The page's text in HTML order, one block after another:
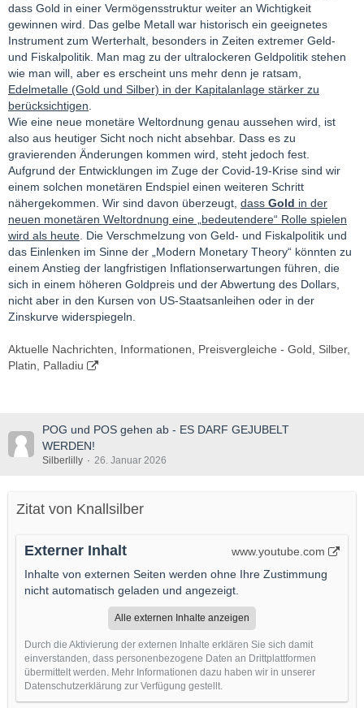
dass Gold in einer Vermögensstruktur weiter an Wichtigkeit
gewinnen wird. Das gelbe Metall war historisch ein geeignetes
Instrument zum Werterhalt, besonders in Zeiten extremer Geld-
und Fiskalpolitik. Man mag zu der ultralockeren Geldpolitik stehen
wie man will, aber es erscheint uns mehr denn je ratsam,
Edelmetalle (Gold und Silber) in der Kapitalanlage stärker zu
berücksichtigen
Wie eine neue monetäre Weltordnung genau aussehen wird, ist
also aus heutiger Sicht noch nicht absehbar. Dass es zu
gravierenden Änderungen kommen wird, steht jedoch fest.
Aufgrund der Entwicklungen im Zuge der Covid-19-Krise sind wir
einem solchen monetären Endspiel einen weiteren Schritt
nähergekommen. Wir sind davon überzeugt, dass Gold in der
neuen monetären Weltordnung eine „bedeutendere“ Rolle spielen
wird als heute . Die Verschmelzung von Geld- und Fiskalpolitik und
das Einlenken im Sinne der „Modern Monetary Theory“ könnten zu
einem Anstieg der langfristigen Inflationserwartungen führen, die
sich in einem höheren Goldpreis und der Abwertung des Dollars,
nicht aber in den Kursen von US-Staatsanleihen oder in der
Zinskurve widerspiegeln.
Aktuelle Nachrichten, Informationen, Preisvergleiche - Gold, Silber,
Platin, Palladiu
POG und POS gehen ab - ES DARF GEJUBELT
WERDEN!
Silberlilly 26. Januar 2026
Zitat von Knallsilber
Externer Inhalt
www.youtube.com
Inhalte von externen Seiten werden ohne Ihre Zustimmung
nicht automatisch geladen und angezeigt.
Alle externen Inhalte anzeigen
Durch die Aktivierung der externen Inhalte erklären Sie sich damit
einverstanden, dass personenbezogene Daten an Drittplattformen
übermittelt werden. Mehr Informationen dazu haben wir in unserer
Datenschutzerklärung zur Verfügung gestellt.